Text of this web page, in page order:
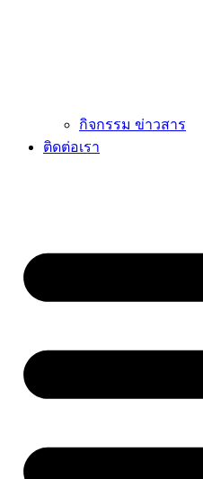
กิจกรรม ข่าวสาร
ติดต่อเรา